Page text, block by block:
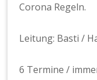
Corona Regeln.
Leitung: Basti /
6 Termine /